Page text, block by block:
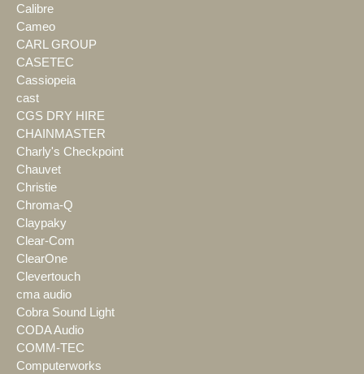
Calibre
Cameo
CARL GROUP
CASETEC
Cassiopeia
cast
CGS DRY HIRE
CHAINMASTER
Charly's Checkpoint
Chauvet
Christie
Chroma-Q
Claypaky
Clear-Com
ClearOne
Clevertouch
cma audio
Cobra Sound Light
CODA Audio
COMM-TEC
Computerworks